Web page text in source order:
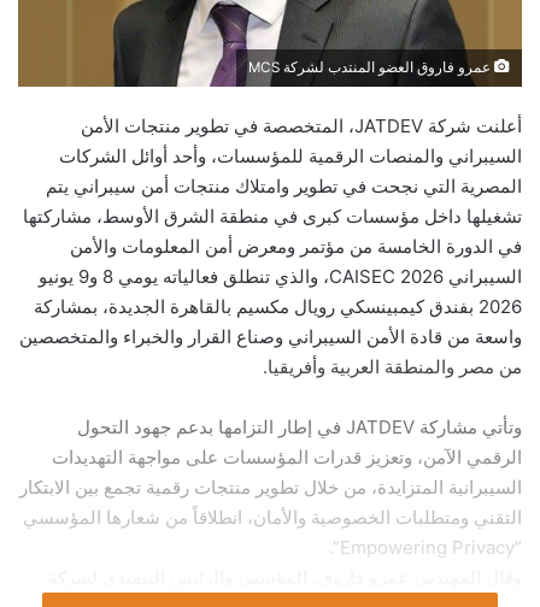
عمرو فاروق العضو المنتدب لشركة MCS
أعلنت شركة JATDEV، المتخصصة في تطوير منتجات الأمن
السيبراني والمنصات الرقمية للمؤسسات، وأحد أوائل الشركات
المصرية التي نجحت في تطوير وامتلاك منتجات أمن سيبراني يتم
تشغيلها داخل مؤسسات كبرى في منطقة الشرق الأوسط، مشاركتها
في الدورة الخامسة من مؤتمر ومعرض أمن المعلومات والأمن
السيبراني CAISEC 2026، والذي تنطلق فعالياته يومي 8 و9 يونيو
2026 بفندق كيمبينسكي رويال مكسيم بالقاهرة الجديدة، بمشاركة
واسعة من قادة الأمن السيبراني وصناع القرار والخبراء والمتخصصين
من مصر والمنطقة العربية وأفريقيا.
وتأتي مشاركة JATDEV في إطار التزامها بدعم جهود التحول
الرقمي الآمن، وتعزيز قدرات المؤسسات على مواجهة التهديدات
السيبرانية المتزايدة، من خلال تطوير منتجات رقمية تجمع بين الابتكار
التقني ومتطلبات الخصوصية والأمان، انطلاقاً من شعارها المؤسسي
“Empowering Privacy”.